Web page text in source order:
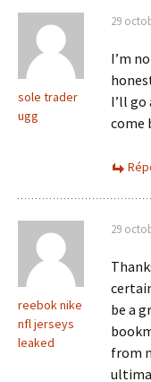
sole trader
ugg
29
I’m
I’ll
come
reebok nike
nfl jerseys
leaked
29
be a
from